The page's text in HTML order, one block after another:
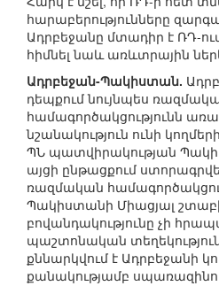
հարաբերությունները
Ադրբեջանը մտադիր է ՌԴ-
հիմնել նաև առևտրային
Ադրբեջան-Պակիստան.
դեպքում նույնպես
համագործակցությունն
նշանակություն ունի
ՊՆ պատվիրակության
այցի ընթացքում
ռազմական
Պակիստանի Միացյալ
բովանդակությունը չի
պաշտոնական
քննարկվում է Ադրբեջանի
քանակությամբ